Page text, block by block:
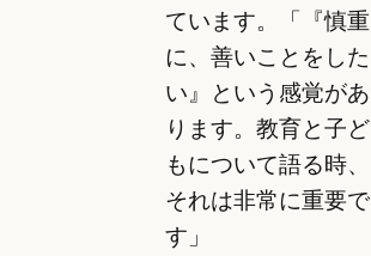
ています。「『慎重
に、善いことをした
い』という感覚があ
ります。教育と子ど
もについて語る時、
それは非常に重要で
す」